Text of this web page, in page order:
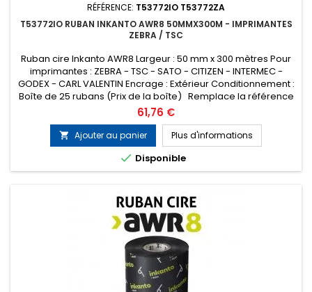
RÉFÉRENCE: T53772IO T53772ZA
T53772IO RUBAN INKANTO AWR8 50MMX300M - IMPRIMANTES
ZEBRA / TSC
Ruban cire Inkanto AWR8 Largeur : 50 mm x 300 mètres Pour
imprimantes : ZEBRA - TSC - SATO - CITIZEN - INTERMEC -
GODEX - CARL VALENTIN Encrage : Extérieur Conditionnement :
Boîte de 25 rubans (Prix de la boîte) Remplace la référence
ARMOR T53772ZA
Prix
61,76 €
 Ajouter au panier Plus d'informations
 Disponible